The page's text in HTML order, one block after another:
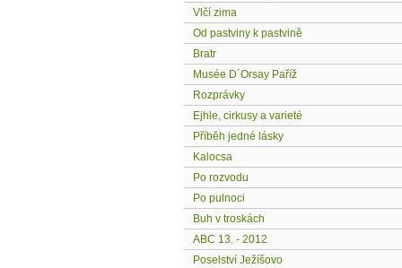
Vlčí zima
Od pastviny k pastvině
Bratr
Musée D´Orsay Paříž
Rozprávky
Ejhle, cirkusy a varieté
Příběh jedné lásky
Kalocsa
Po rozvodu
Po pulnoci
Buh v troskách
ABC 13. - 2012
Poselství Ježíšovo